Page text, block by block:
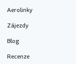
Aerolinky
Zájezdy
Blog
Recenze